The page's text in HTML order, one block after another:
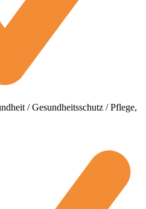
/ Gesundheitsschutz / Pflege,